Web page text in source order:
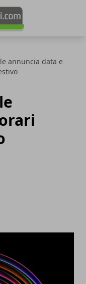
annuncia data e